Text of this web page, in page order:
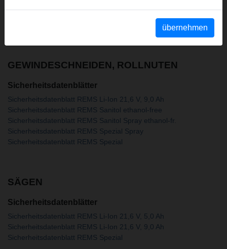
YouTube Videos
GEWINDESCHNEIDEN, ROLLNUTEN
Sicherheitsdatenblätter
Sicherheitsdatenblatt REMS Li-Ion 21,6 V, 9,0 Ah
Sicherheitsdatenblatt REMS Sanitol ethanol-free
Sicherheitsdatenblatt REMS Sanitol Spray ethanol-fr.
Sicherheitsdatenblatt REMS Spezial Spray
Sicherheitsdatenblatt REMS Spezial
SÄGEN
Sicherheitsdatenblätter
Sicherheitsdatenblatt REMS Li-Ion 21,6 V, 5,0 Ah
Sicherheitsdatenblatt REMS Li-Ion 21,6 V, 9,0 Ah
Sicherheitsdatenblatt REMS Spezial
übernehmen